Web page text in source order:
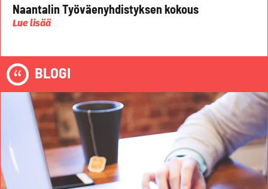
Naantalin Työväenyhdistyksen kokous
Lue lisää
BLOGI